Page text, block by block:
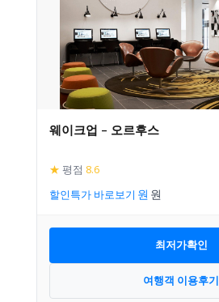
웨이크업 – 오르후스
★ 평점 8.6
할인특가 바로보기
최저가확인
여행객 이용후기